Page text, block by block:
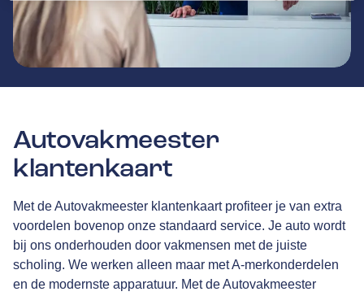
Autovakmeester
klantenkaart
Met de Autovakmeester klantenkaart profiteer je van extra
voordelen bovenop onze standaard service. Je auto wordt
bij ons onderhouden door vakmensen met de juiste
scholing. We werken alleen maar met A-merkonderdelen
en de modernste apparatuur. Met de Autovakmeester